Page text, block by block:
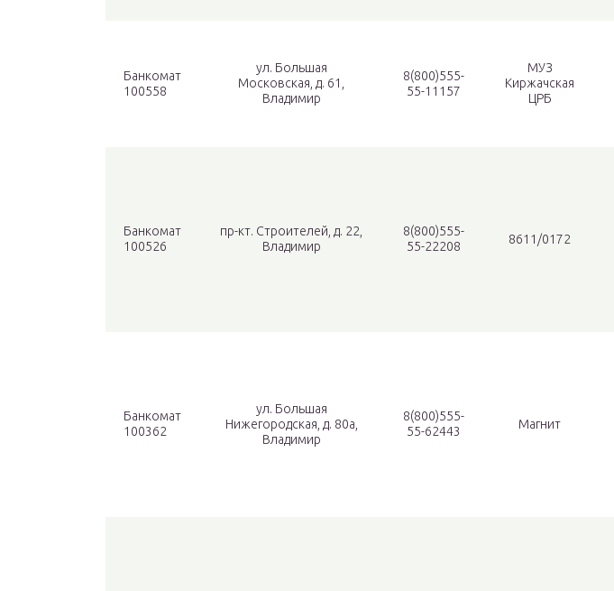
Банкомат
100558
ул. Большая
Московская, д. 61,
Владимир
8(800)555-
55-11157
МУЗ
Киржачская
ЦРБ
Банкомат
100526
пр-кт. Строителей, д. 22,
Владимир
8(800)555-
55-22208
8611/0172
Банкомат
100362
ул. Большая
Нижегородская, д. 80а,
Владимир
8(800)555-
55-62443
Магнит